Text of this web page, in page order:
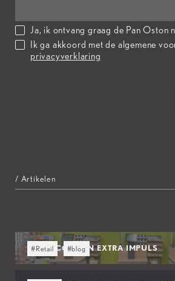
Ja, ik ontvang graag de Pan Oston
Ik ga akkoord met de algemene
privacyverklaring
/ Artikelen
#Retail #blog
GEEF SCO’S EEN EXTRA IMPULS